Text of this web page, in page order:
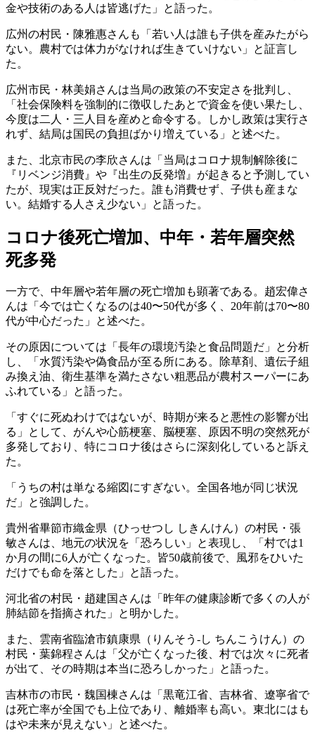
金や技術のある人は皆逃げた」と語った。
広州の村民・陳雅惠さんも「若い人は誰も子供を産みたがら
ない。農村では体力がなければ生きていけない」と証言し
た。
広州市民・林美娟さんは当局の政策の不安定さを批判し、
「社会保険料を強制的に徴収したあとで資金を使い果たし、
今度は二人・三人目を産めと命令する。しかし政策は実行さ
れず、結局は国民の負担ばかり増えている」と述べた。
また、北京市民の李欣さんは「当局はコロナ規制解除後に
『リベンジ消費』や『出生の反発増』が起きると予測してい
たが、現実は正反対だった。誰も消費せず、子供も産まな
い。結婚する人さえ少ない」と語った。
コロナ後死亡増加、中年・若年層突然
死多発
一方で、中年層や若年層の死亡増加も顕著である。趙宏偉さ
んは「今では亡くなるのは40〜50代が多く、20年前は70〜80
代が中心だった」と述べた。
その原因については「長年の環境汚染と食品問題だ」と分析
し、「水質汚染や偽食品が至る所にある。除草剤、遺伝子組
み換え油、衛生基準を満たさない粗悪品が農村スーパーにあ
ふれている」と語った。
「すぐに死ぬわけではないが、時期が来ると悪性の影響が出
る」として、がんや心筋梗塞、脳梗塞、原因不明の突然死が
多発しており、特にコロナ後はさらに深刻化していると訴え
た。
「うちの村は単なる縮図にすぎない。全国各地が同じ状況
だ」と強調した。
貴州省畢節市織金県（ひっせつし しきんけん）の村民・張
敏さんは、地元の状況を「恐ろしい」と表現し、「村では1
か月の間に6人が亡くなった。皆50歳前後で、風邪をひいた
だけでも命を落とした」と語った。
河北省の村民・趙建国さんは「昨年の健康診断で多くの人が
肺結節を指摘された」と明かした。
また、雲南省臨滄市鎮康県（りんそう-し ちんこうけん）の
村民・葉錦程さんは「父が亡くなった後、村では次々に死者
が出て、その時期は本当に恐ろしかった」と語った。
吉林市の市民・魏国棟さんは「黒竜江省、吉林省、遼寧省で
は死亡率が全国でも上位であり、離婚率も高い。東北にはも
はや未来が見えない」と述べた。